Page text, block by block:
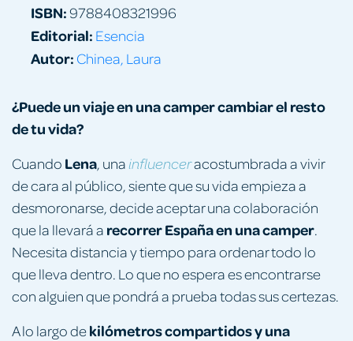
¿Puede un viaje en una camper cambiar el resto
de tu vida?
Cuando Lena, unainfluenceracostumbrada a vivir
de cara al público, siente que su vida empieza a
desmoronarse, decide aceptar una colaboración
que la llevará a recorrer España en una camper.
Necesita distancia y tiempo para ordenar todo lo
que lleva dentro. Lo que no espera es encontrarse
con alguien que pondrá a prueba todas sus certezas.
A lo largo dekilómetros compartidos y una
ISBN:9788408321996
Editorial: Esencia
Autor: Chinea, Laura